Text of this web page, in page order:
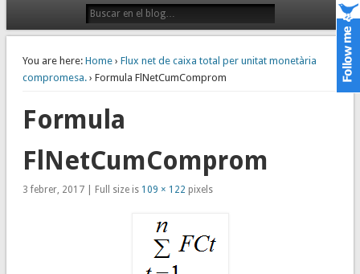
You are here: Home› Flux net de caixa total per unitat monetària
compromesa.› Formula FlNetCumComprom
Formula
FlNetCumComprom
3 febrer, 2017 | Full size is 109 × 122 pixels